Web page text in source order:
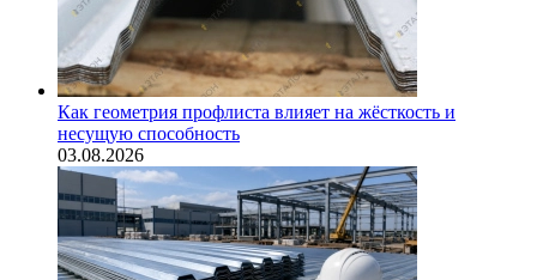
Как геометрия профлиста влияет на жёсткость и
несущую способность
03.08.2026